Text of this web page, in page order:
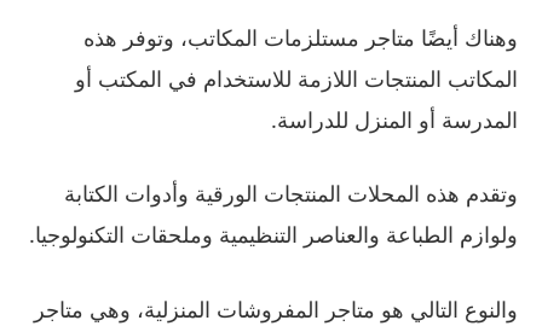
وهناك أيضًا متاجر مستلزمات المكاتب، وتوفر هذه
المكاتب المنتجات اللازمة للاستخدام في المكتب أو
المدرسة أو المنزل للدراسة.
وتقدم هذه المحلات المنتجات الورقية وأدوات الكتابة
ولوازم الطباعة والعناصر التنظيمية وملحقات التكنولوجيا.
والنوع التالي هو متاجر المفروشات المنزلية، وهي متاجر